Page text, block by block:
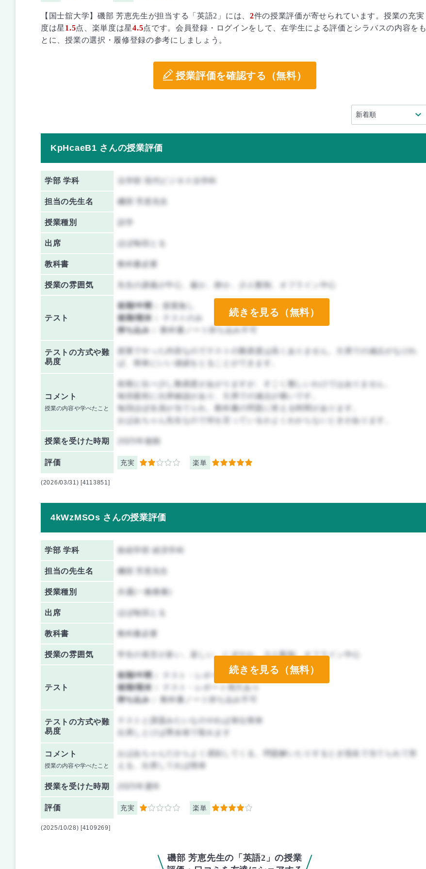
【国士舘大学】磯部 芳恵先生が担当する「英語2」には、 2件の授業評価が寄せられています。授業の充実
度は星 1.5点、楽単度は星4.5点です。会員登録・ログインをして、在学生による評価とシラバスの内容をも
とに、授業の選択・履修登録の参考にしましょう。
授業評価を確認する（無料）
KpHcaeB1 さんの授業評価
学部 学科
担当の先生名 磯部 芳恵先生
授業種別
出席 ほぼ毎回とる
教科書 教科書必要
授業の雰囲気 先生の講義が中心、厳か、静か、少人数制、オフライン中心
テスト
前期/中間：
授業無し
後期/期末：
テストのみ
持ち込み：
教科書ノート持ち込み不可
テストの方式や難
易度
授業でやった内容なのでテストの難易度は高くありません。欠席での減点がなけれ
ば、簡単にいい成績をとることができます。
コメント
授業の内容や学べたこと
前期と比べ少し難易度があがりますが、すごく難しいわけではありません。
毎回最初に出席確認があり、欠席での減点が痛いです。
毎回ほぼ全員が当てられ、教科書の問題に答える時間があります。
おばあちゃん先生なので何を言っているかよくわからないときがあります。
授業を受けた時期 2025年後期
評価 充実 2 楽単 5
続きを見る（無料）
(2026/03/31) [4113851]
4kWzMSOs さんの授業評価
学部 学科 政経学部 経済学科
担当の先生名 磯部 芳恵先生
授業種別 共通(一般教養)
出席 ほぼ毎回とる
教科書 教科書必要
授業の雰囲気 学生の発言が多い、楽しい、にぎやか、少人数制、オフライン中心
テスト
前期/中間：
テスト・レポート両方あり
後期/期末：
テスト・レポート両方あり
持ち込み：
教科書ノート持ち込み不可
テストの方式や難
易度
テストと課題みたいなのやれば単位簡単
出席しとけば秀余裕で取れます
コメント
授業の内容や学べたこと
おばあちゃんだからよく遅刻してくる。問題解いたりするとき指名で当てられて答
える。出席してれば簡単
授業を受けた時期
評価 充実 1 楽単 4
続きを見る（無料）
(2025/10/28) [4109269]
磯部 芳恵先生の「英語2」の授業